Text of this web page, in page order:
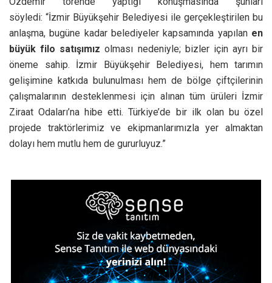
söyledi: “İzmir Büyükşehir Belediyesi ile gerçekleştirilen bu
anlaşma, bugüne kadar belediyeler kapsamında yapılan en
büyük filo satışımızolması nedeniyle; bizler için ayrı bir
öneme sahip. İzmir Büyükşehir Belediyesi, hem tarımın
gelişimine katkıda bulunulması hem de bölge çiftçilerinin
çalışmalarının desteklenmesi için alınan tüm ürüleri İzmir
Ziraat Odaları’na hibe etti. Türkiye’de bir ilk olan bu özel
projede traktörlerimiz ve ekipmanlarımızla yer almaktan
dolayı hem mutlu hem de gururluyuz.”